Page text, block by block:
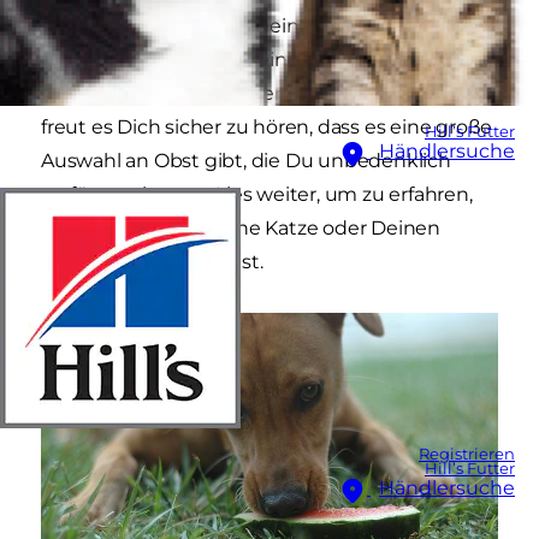
Hill’s Futter
Händlersuche
Registrieren
Hill’s Futter
Händlersuche
Dich fragen: darf auch mein Tier Obst essen?
Wenn Du Deinen vierbeinigen Freund mit
schmackhaftem Obst verwöhnen willst, dann
freut es Dich sicher zu hören, dass es eine große
Auswahl an Obst gibt, die Du unbedenklich
verfüttern kannst. Lies weiter, um zu erfahren,
welches Obst für Deine Katze oder Deinen
Hund unbedenklich ist.